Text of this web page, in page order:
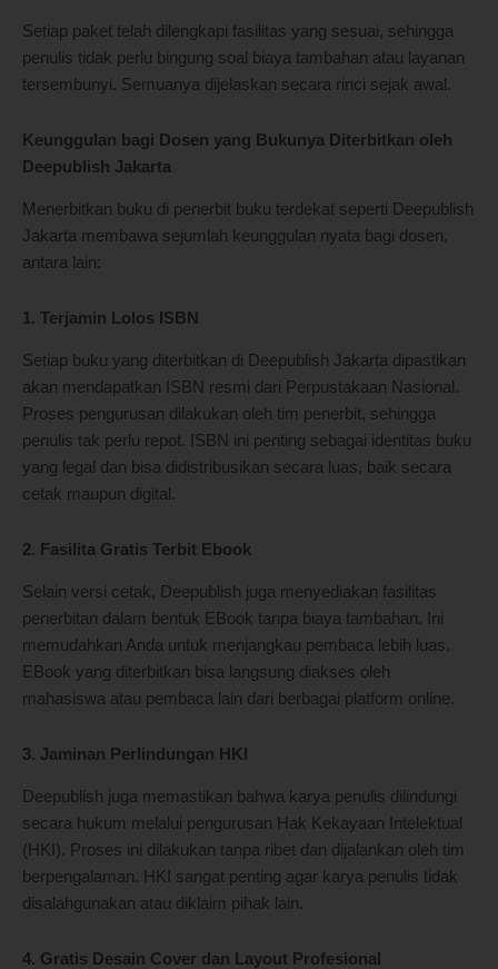
Setiap paket telah dilengkapi fasilitas yang sesuai, sehingga
penulis tidak perlu bingung soal biaya tambahan atau layanan
tersembunyi. Semuanya dijelaskan secara rinci sejak awal.
Keunggulan bagi Dosen yang Bukunya Diterbitkan oleh
Deepublish Jakarta
Menerbitkan buku di penerbit buku terdekat seperti Deepublish
Jakarta membawa sejumlah keunggulan nyata bagi dosen,
antara lain:
1. Terjamin Lolos ISBN
Setiap buku yang diterbitkan di Deepublish Jakarta dipastikan
akan mendapatkan ISBN resmi dari Perpustakaan Nasional.
Proses pengurusan dilakukan oleh tim penerbit, sehingga
penulis tak perlu repot. ISBN ini penting sebagai identitas buku
yang legal dan bisa didistribusikan secara luas, baik secara
cetak maupun digital.
2. Fasilita Gratis Terbit Ebook
Selain versi cetak, Deepublish juga menyediakan fasilitas
penerbitan dalam bentuk EBook tanpa biaya tambahan. Ini
memudahkan Anda untuk menjangkau pembaca lebih luas.
EBook yang diterbitkan bisa langsung diakses oleh
mahasiswa atau pembaca lain dari berbagai platform online.
3. Jaminan Perlindungan HKI
Deepublish juga memastikan bahwa karya penulis dilindungi
secara hukum melalui pengurusan Hak Kekayaan Intelektual
(HKI). Proses ini dilakukan tanpa ribet dan dijalankan oleh tim
berpengalaman. HKI sangat penting agar karya penulis tidak
disalahgunakan atau diklaim pihak lain.
4. Gratis Desain Cover dan Layout Profesional